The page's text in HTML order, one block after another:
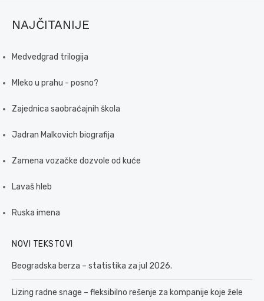
NAJČITANIJE
Medvedgrad trilogija
Mleko u prahu - posno?
Zajednica saobraćajnih škola
Jadran Malkovich biografija
Zamena vozačke dozvole od kuće
Lavaš hleb
Ruska imena
NOVI TEKSTOVI
Beogradska berza – statistika za jul 2026.
Lizing radne snage – fleksibilno rešenje za kompanije koje žele